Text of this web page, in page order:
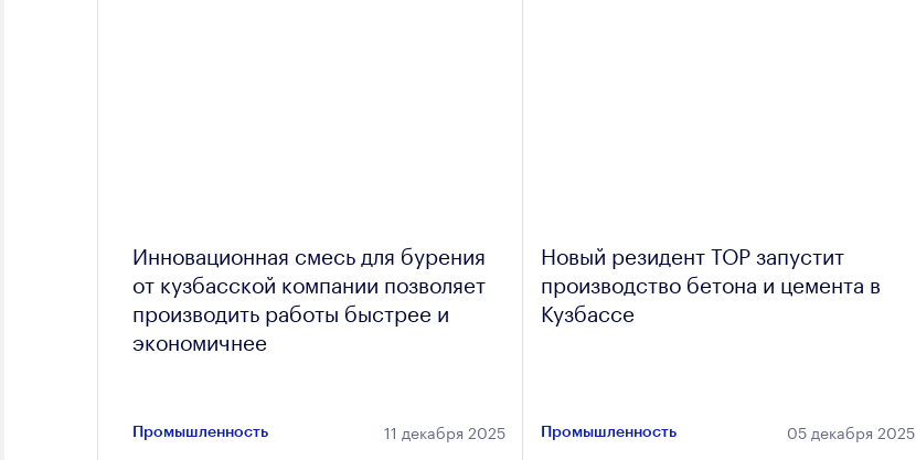
Инновационная смесь для бурения
от кузбасской компании позволяет
производить работы быстрее и
экономичнее
Промышленность 11 декабря 2025
Новый резидент ТОР запустит
производство бетона и цемента в
Кузбассе
Промышленность 05 декабря 2025